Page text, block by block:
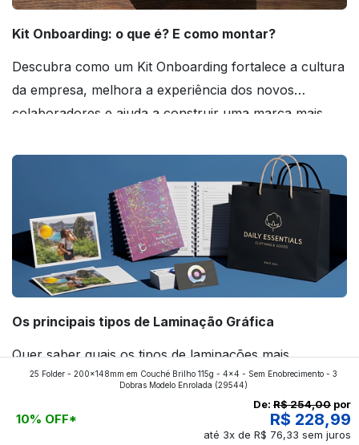
Kit Onboarding: o que é? E como montar?
Descubra como um Kit Onboarding fortalece a cultura
da empresa, melhora a experiência dos novos
colaboradores e ajuda a construir uma marca mais
Os principais tipos de Laminação Gráfica
Quer saber quais os tipos de laminações mais
aplicados nos impressos da gráfica FuturaIM? Então,
continue a leitura que vamos revelar para você!
25 Folder - 200x148mm em Couché Brilho 115g - 4x4 - Sem Enobrecimento - 3
Dobras Modelo Enrolada (29544)
10% OFF*
De: R$ 254,00 por
R$ 228,99
até 3x de R$ 76,33 sem juros